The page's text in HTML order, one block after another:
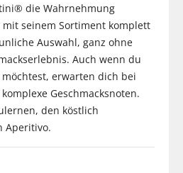
die Wahrnehmung
seinem Sortiment komplett
Auswahl, ganz ohne
Auch wenn du
erwarten dich bei
Geschmacksnoten.
den köstlich
Aperitivo.